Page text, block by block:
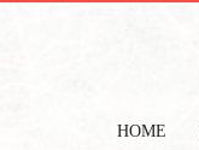
HOME